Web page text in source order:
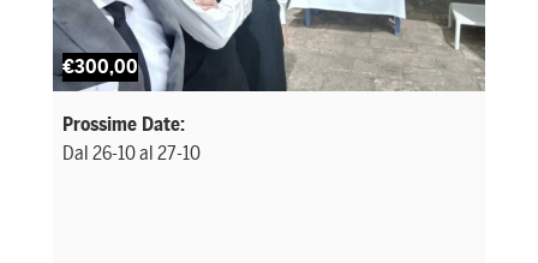
€300,00
Prossime Date:
Dal 26-10 al 27-10